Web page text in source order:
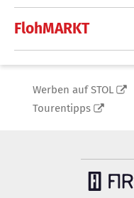
FlohMARKT
Werben auf STOL
Tourentipps